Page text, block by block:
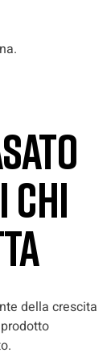
chi
della crescita